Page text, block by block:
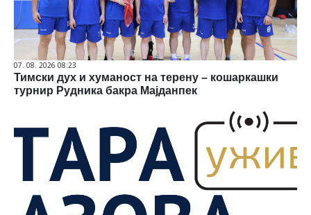
07. 08. 2026 08:23
Тимски дух и хуманост на терену – кошаркашки
турнир Рудника бакра Мајданпек